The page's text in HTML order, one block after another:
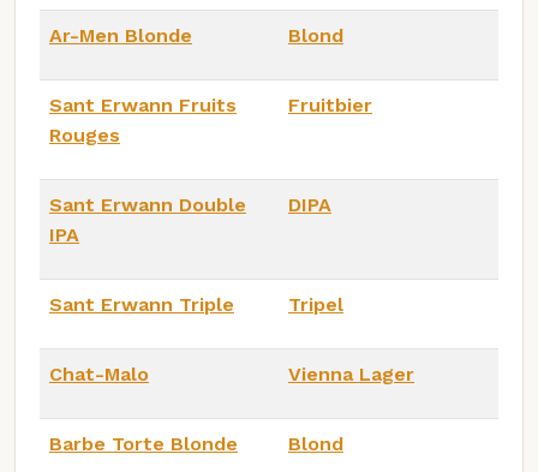
Ar-Men Blonde Blond
Sant Erwann Fruits
Rouges
Fruitbier
Sant Erwann Double
IPA
DIPA
Sant Erwann Triple Tripel
Chat-Malo Vienna Lager
Barbe Torte Blonde Blond